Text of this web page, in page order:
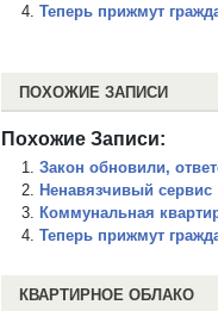
Теперь прижмут
ПОХОЖИЕ ЗАПИСИ
Похожие Записи:
Закон обновили,
Ненавязчивый сервис
Коммунальная
Теперь прижмут
КВАРТИРНОЕ ОБЛАКО